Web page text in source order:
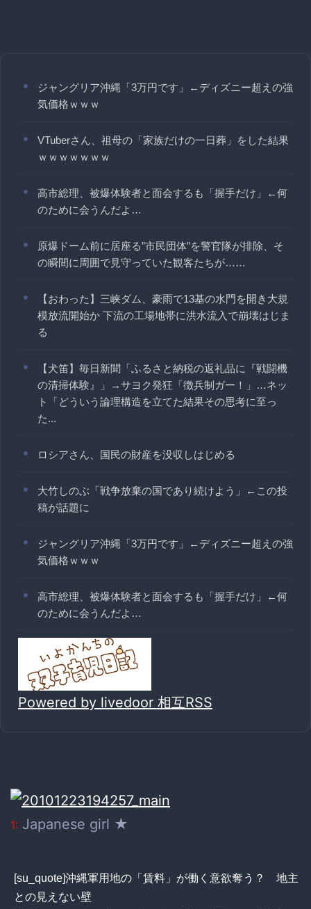
ジャングリア沖縄「3万円です」←ディズニー超えの強
気価格ｗｗｗ
VTuberさん、祖母の「家族だけの一日葬」をした結果
ｗｗｗｗｗｗｗ
高市総理、被爆体験者と面会するも「握手だけ」←何
のために会うんだよ…
原爆ドーム前に居座る”市民団体”を警官隊が排除、そ
の瞬間に周囲で見守っていた観客たちが……
【おわった】三峡ダム、豪雨で13基の水門を開き大規
模放流開始か 下流の工場地帯に洪水流入で崩壊はじま
る
【犬笛】毎日新聞「ふるさと納税の返礼品に『戦闘機
の清掃体験』」→サヨク発狂「徴兵制ガー！」…ネッ
ト「どういう論理構造を立てた結果その思考に至っ
た...
ロシアさん、国民の財産を没収しはじめる
大竹しのぶ「戦争放棄の国であり続けよう」←この投
稿が話題に
ジャングリア沖縄「3万円です」←ディズニー超えの強
気価格ｗｗｗ
高市総理、被爆体験者と面会するも「握手だけ」←何
のために会うんだよ…
Powered by livedoor 相互RSS
1: Japanese girl ★
[su_quote]沖縄軍用地の「賃料」が働く意欲奪う？ 地主
との見えない壁